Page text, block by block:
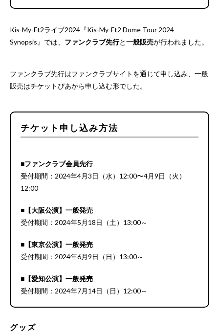
Kis-My-Ft2ライブ2024『Kis-My-Ft2 Dome Tour 2024
Synopsis』では、 ファンクラブ先行と一般販売が行われました。
ファンクラブ先行はファンクラブサイトを通じて申し込み、一般
販売はチケットぴあから申し込む形でした。
チケット申し込み方法
■ファンクラブ会員先行
受付期間：2024年4月3日（水）12:00〜4月9日（火）
12:00
■【大阪公演】一般発売
受付期間：2024年5月18日（土）13:00～
■【東京公演】一般発売
受付期間：2024年6月9日（日）13:00～
■【愛知公演】一般発売
受付期間：2024年7月14日（日）12:00～
グッズ